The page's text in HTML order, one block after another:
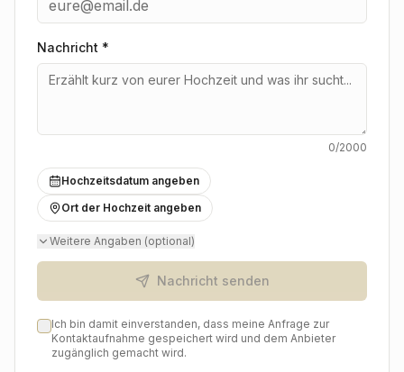
Nachricht *
0/2000
Hochzeitsdatum angeben
Ort der Hochzeit angeben
Weitere Angaben (optional)
Nachricht senden
Ich bin damit einverstanden, dass meine Anfrage zur
Kontaktaufnahme gespeichert wird und dem Anbieter
zugänglich gemacht wird.